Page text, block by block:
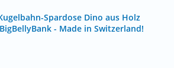
Spardose Dino aus Holz
- Made in Switzerland!